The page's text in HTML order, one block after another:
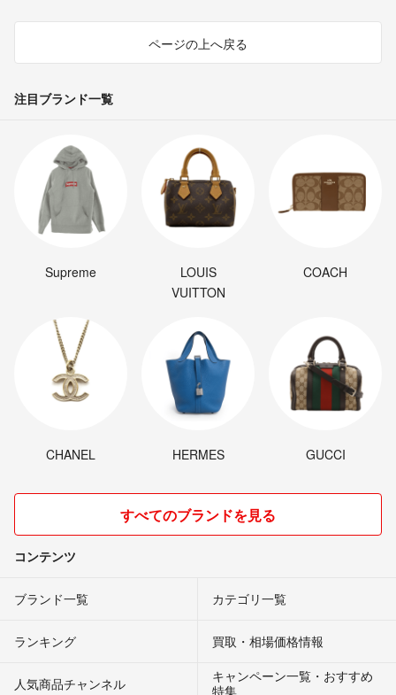
ページの上へ戻る
注目ブランド一覧
Supreme
LOUIS
VUITTON
COACH
CHANEL HERMES GUCCI
すべてのブランドを見る
コンテンツ
ブランド一覧 カテゴリ一覧
ランキング 買取・相場価格情報
人気商品チャンネル
キャンペーン一覧・おすすめ
特集